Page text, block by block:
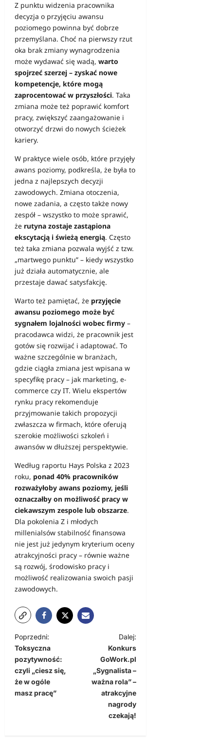
Z punktu widzenia pracownika
decyzja o przyjęciu awansu
poziomego powinna być dobrze
przemyślana. Choć na pierwszy rzut
oka brak zmiany wynagrodzenia
może wydawać się wadą, warto
spojrzeć szerzej – zyskać nowe
kompetencje, które mogą
zaprocentować w przyszłości. Taka
zmiana może też poprawić komfort
pracy, zwiększyć zaangażowanie i
otworzyć drzwi do nowych ścieżek
kariery.
W praktyce wiele osób, które przyjęły
awans poziomy, podkreśla, że była to
jedna z najlepszych decyzji
zawodowych. Zmiana otoczenia,
nowe zadania, a często także nowy
zespół – wszystko to może sprawić,
że rutyna zostaje zastąpiona
ekscytacją i świeżą energią. Często
też taka zmiana pozwala wyjść z tzw.
„martwego punktu” – kiedy wszystko
już działa automatycznie, ale
przestaje dawać satysfakcję.
Warto też pamiętać, że przyjęcie
awansu poziomego może być
sygnałem lojalności wobec firmy –
pracodawca widzi, że pracownik jest
gotów się rozwijać i adaptować. To
ważne szczególnie w branżach,
gdzie ciągła zmiana jest wpisana w
specyfikę pracy – jak marketing, e-
commerce czy IT. Wielu ekspertów
rynku pracy rekomenduje
przyjmowanie takich propozycji
zwłaszcza w firmach, które oferują
szerokie możliwości szkoleń i
awansów w dłuższej perspektywie.
Według raportu Hays Polska z 2023
roku, ponad 40% pracowników
rozważyłoby awans poziomy, jeśli
oznaczałby on możliwość pracy w
ciekawszym zespole lub obszarze.
Dla pokolenia Z i młodych
millenialsów stabilność finansowa
nie jest już jedynym kryterium oceny
atrakcyjności pracy – równie ważne
są rozwój, środowisko pracy i
możliwość realizowania swoich pasji
zawodowych.
Z
o
b
a
c
Poprzedni:
Toksyczna
pozytywność:
czyli „ciesz się,
że w ogóle
masz pracę”
Dalej:
Konkurs
GoWork.pl
„Sygnalista –
ważna rola” –
atrakcyjne
nagrody
czekają!